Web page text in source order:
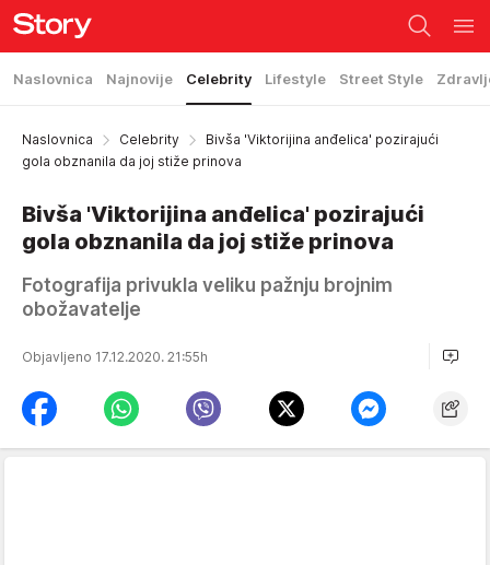
Naslovnica Najnovije Celebrity Lifestyle Street Style
Naslovnica Celebrity
Bivša 'Viktorijina anđelica' pozirajući
gola obznanila da joj stiže prinova
Bivša 'Viktorijina anđelica' pozirajući
gola obznanila da joj stiže prinova
Fotografija privukla veliku pažnju brojnim
obožavatelje
Objavljeno 17.12.2020. 21:55h